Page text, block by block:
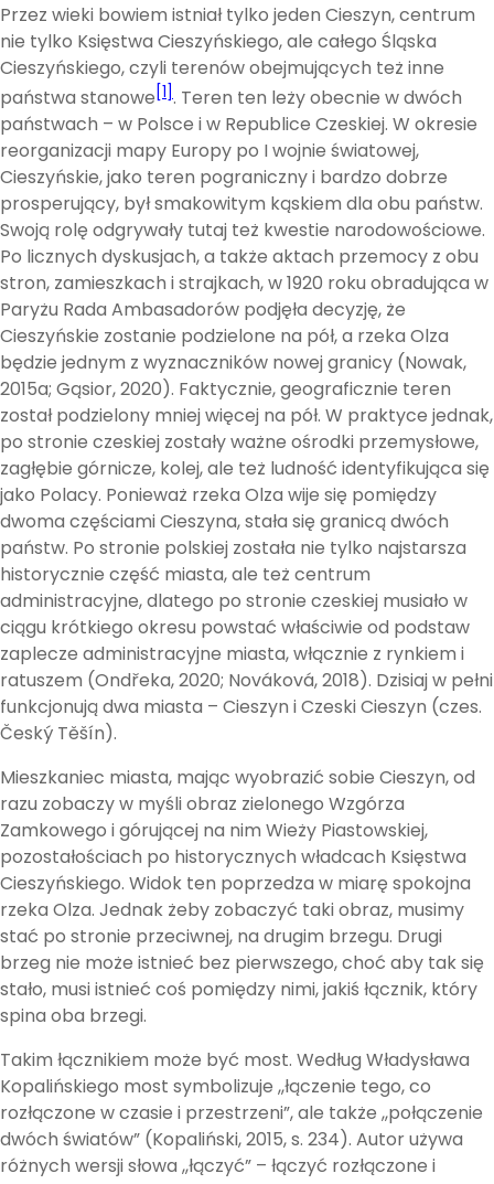
Przez wieki bowiem istniał tylko jeden Cieszyn, centrum
nie tylko Księstwa Cieszyńskiego, ale całego Śląska
Cieszyńskiego, czyli terenów obejmujących też inne
państwa stanowe [1]. Teren ten leży obecnie w dwóch
państwach – w Polsce i w Republice Czeskiej. W okresie
reorganizacji mapy Europy po I wojnie światowej,
Cieszyńskie, jako teren pograniczny i bardzo dobrze
prosperujący, był smakowitym kąskiem dla obu państw.
Swoją rolę odgrywały tutaj też kwestie narodowościowe.
Po licznych dyskusjach, a także aktach przemocy z obu
stron, zamieszkach i strajkach, w 1920 roku obradująca w
Paryżu Rada Ambasadorów podjęła decyzję, że
Cieszyńskie zostanie podzielone na pół, a rzeka Olza
będzie jednym z wyznaczników nowej granicy (Nowak,
2015a; Gąsior, 2020). Faktycznie, geograficznie teren
został podzielony mniej więcej na pół. W praktyce jednak,
po stronie czeskiej zostały ważne ośrodki przemysłowe,
zagłębie górnicze, kolej, ale też ludność identyfikująca się
jako Polacy. Ponieważ rzeka Olza wije się pomiędzy
dwoma częściami Cieszyna, stała się granicą dwóch
państw. Po stronie polskiej została nie tylko najstarsza
historycznie część miasta, ale też centrum
administracyjne, dlatego po stronie czeskiej musiało w
ciągu krótkiego okresu powstać właściwie od podstaw
zaplecze administracyjne miasta, włącznie z rynkiem i
ratuszem (Ondřeka, 2020; Nováková, 2018). Dzisiaj w pełni
funkcjonują dwa miasta – Cieszyn i Czeski Cieszyn (czes.
Český Těšín).
Mieszkaniec miasta, mając wyobrazić sobie Cieszyn, od
razu zobaczy w myśli obraz zielonego Wzgórza
Zamkowego i górującej na nim Wieży Piastowskiej,
pozostałościach po historycznych władcach Księstwa
Cieszyńskiego. Widok ten poprzedza w miarę spokojna
rzeka Olza. Jednak żeby zobaczyć taki obraz, musimy
stać po stronie przeciwnej, na drugim brzegu. Drugi
brzeg nie może istnieć bez pierwszego, choć aby tak się
stało, musi istnieć coś pomiędzy nimi, jakiś łącznik, który
spina oba brzegi.
Takim łącznikiem może być most. Według Władysława
Kopalińskiego most symbolizuje ,,łączenie tego, co
rozłączone w czasie i przestrzeni”, ale także ,,połączenie
dwóch światów” (Kopaliński, 2015, s. 234). Autor używa
różnych wersji słowa ,,łączyć” – łączyć rozłączone i